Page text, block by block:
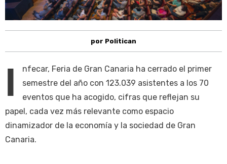
por Politican
I
nfecar, Feria de Gran Canaria ha cerrado el primer
semestre del año con 123.039 asistentes a los 70
eventos que ha acogido, cifras que reflejan su
papel, cada vez más relevante como espacio
dinamizador de la economía y la sociedad de Gran
Canaria.